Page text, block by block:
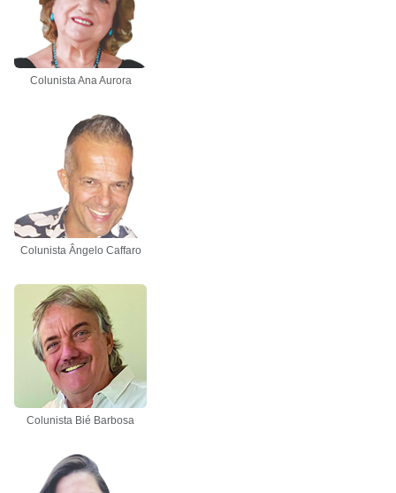
Colunista Ana Aurora
Colunista Ângelo Caffaro
Colunista Bié Barbosa